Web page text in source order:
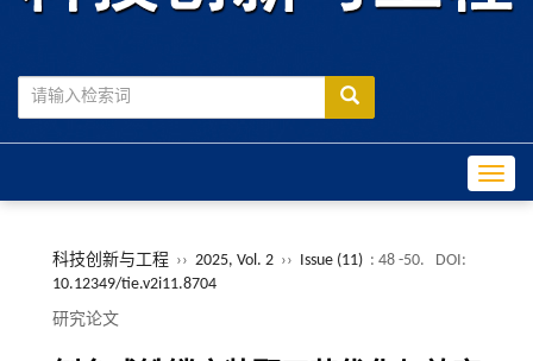
科技创新与工程 ›› 2025, Vol. 2 ›› Issue (11) : 48 -50.
DOI:
10.12349/tie.v2i11.8704
研究论文